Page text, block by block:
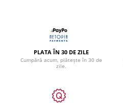
PLATA ÎN 30 DE ZILE
Cumpără acum, plătește în 30 de
zile.